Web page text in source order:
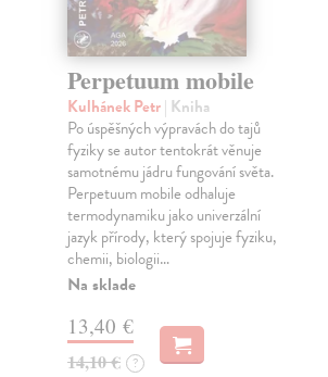
Perpetuum mobile
Kulhánek Petr| Kniha
Po úspěšných výpravách do tajů
fyziky se autor tentokrát věnuje
samotnému jádru fungování světa.
Perpetuum mobile odhaluje
termodynamiku jako univerzální
jazyk přírody, který spojuje fyziku,
chemii, biologii…
Na sklade
13,40 €
14,10 € ?